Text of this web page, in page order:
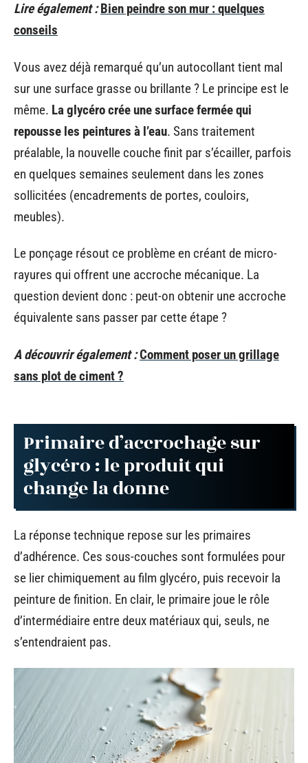
Lire également : Bien peindre son mur : quelques
conseils
Vous avez déjà remarqué qu’un autocollant tient mal
sur une surface grasse ou brillante ? Le principe est le
même. La glycéro crée une surface fermée qui
repousse les peintures à l’eau. Sans traitement
préalable, la nouvelle couche finit par s’écailler, parfois
en quelques semaines seulement dans les zones
sollicitées (encadrements de portes, couloirs,
meubles).
Le ponçage résout ce problème en créant de micro-
rayures qui offrent une accroche mécanique. La
question devient donc : peut-on obtenir une accroche
équivalente sans passer par cette étape ?
A découvrir également :Comment poser un grillage
sans plot de ciment ?
Primaire d’accrochage sur
glycéro : le produit qui
change la donne
La réponse technique repose sur les primaires
d’adhérence. Ces sous-couches sont formulées pour
se lier chimiquement au film glycéro, puis recevoir la
peinture de finition. En clair, le primaire joue le rôle
d’intermédiaire entre deux matériaux qui, seuls, ne
s’entendraient pas.